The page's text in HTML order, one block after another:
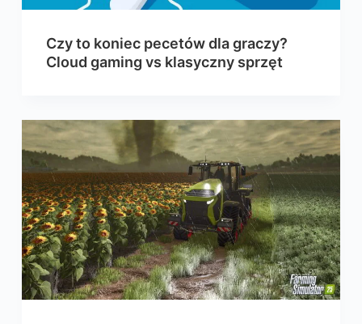
Czy to koniec pecetów dla graczy?
Cloud gaming vs klasyczny sprzęt